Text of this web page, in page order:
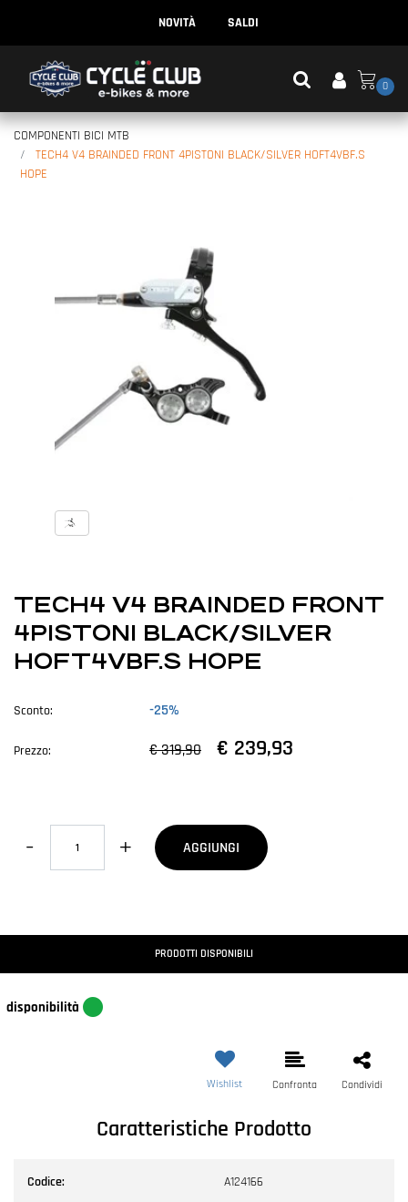
NOVITÀ SALDI
0
COMPONENTI BICI MTB
TECH4 V4 BRAINDED FRONT 4PISTONI BLACK/SILVER HOFT4VBF.S
HOPE
TECH4 V4 BRAINDED FRONT
4PISTONI BLACK/SILVER
HOFT4VBF.S HOPE
Sconto: -25%
Prezzo: € 319,90 € 239,93
Quantità
AGGIUNGI
PRODOTTI DISPONIBILI
disponibilità
Wishlist Confronta Condividi
Caratteristiche Prodotto
Codice: A124166